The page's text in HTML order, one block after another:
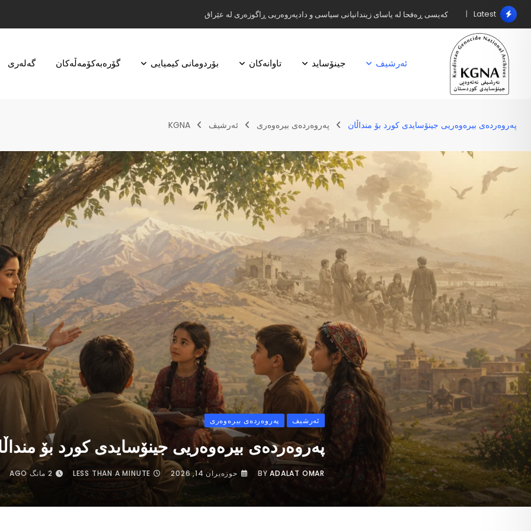
Latest کەیسی ڕەفحا لە یاسای زیندانیانی سیاسی و دادپەروەریی ڕاگوزەری لە عێراق
ئەرشیف جینۆساید تاوانەکان بۆردومانی کیمیایی گۆرەبەکۆمەڵەکان گه‌له‌ری
پەروەردەی بیرەوەریی جینۆسایدی کورد بۆ منداڵان پەروەردەی بیرەوەری ئەرشیف KGNA
ئەرشیف پەروەردەی بیرەوەری
پەروەردەی بیرەوەریی جینۆسایدی کورد بۆ
BYADALAT OMAR حوزه‌یران 14, 2026 LESS THAN A MINUTE 2 مانگ AGO